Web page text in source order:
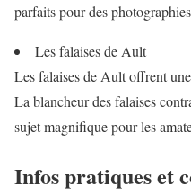
parfaits pour des
Les falaises de Ault
Les falaises de Ault offrent
La blancheur des falaises
sujet magnifique pour les
Infos pratiques et